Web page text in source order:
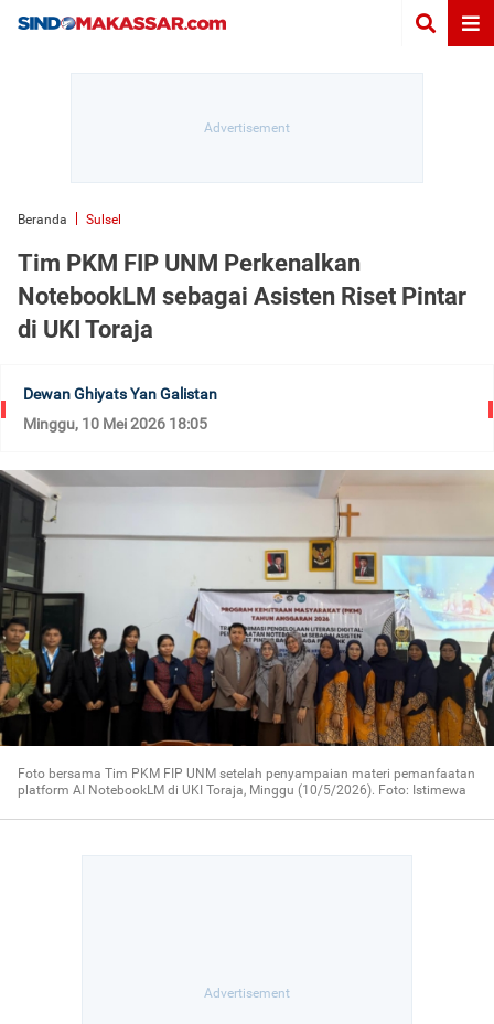
Beranda Sulsel
Tim PKM FIP UNM Perkenalkan
NotebookLM sebagai Asisten Riset Pintar
di UKI Toraja
Dewan Ghiyats Yan Galistan
Minggu, 10 Mei 2026 18:05
Foto bersama Tim PKM FIP UNM setelah penyampaian materi pemanfaatan
platform AI NotebookLM di UKI Toraja, Minggu (10/5/2026). Foto: Istimewa